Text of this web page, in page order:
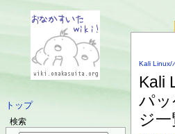
トップ
検索
Kali Linux/
Kali
パッ
ジ